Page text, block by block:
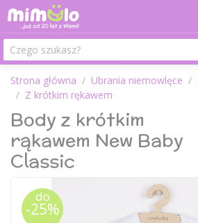
Strona główna Ubrania niemowlęce
Z krótkim rękawem
Body z krótkim
rąkawem New Baby
Classic
do
-25%